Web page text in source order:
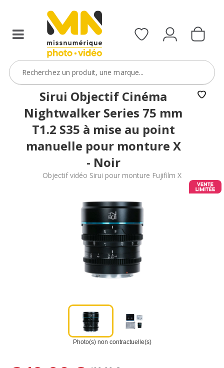
le
ObjectifFiltre5
VOIR L'OFFRE
Sirui Objectif Cinéma
Nightwalker Series 75 mm
T1.2 S35 à mise au point
manuelle pour monture X
- Noir
Objectif vidéo Sirui pour monture Fujifilm X
Photo(s) non contractuelle(s)